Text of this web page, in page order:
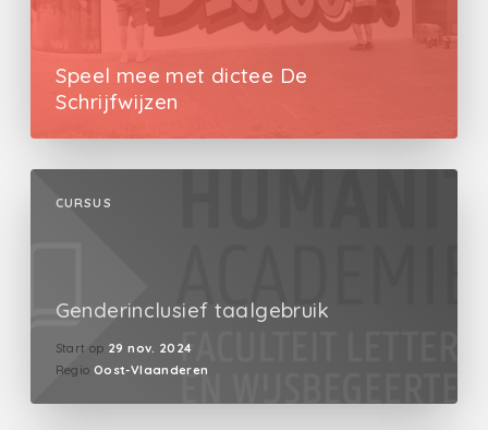
Speel mee met dictee De
Schrijfwijzen
CURSUS
Genderinclusief taalgebruik
Start op 29 nov. 2024
Regio Oost-Vlaanderen